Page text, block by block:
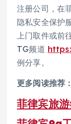
注册公司，在
隐私安全保护
上门取件或前
TG频道
例分享。
更多阅读推荐：
菲律宾旅